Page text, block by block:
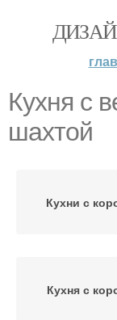
Кухня с
шахтой
Кухни с
Кухня с